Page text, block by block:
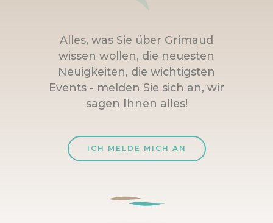
Alles, was Sie über Grimaud
wissen wollen, die neuesten
Neuigkeiten, die wichtigsten
Events - melden Sie sich an, wir
sagen Ihnen alles!
ICH MELDE MICH AN